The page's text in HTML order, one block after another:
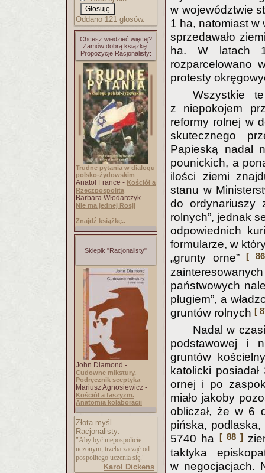
Oddano 121 głosów.
Chcesz wiedzieć więcej?
Zamów dobrą książkę.
Propozycje Racjonalisty:
Trudne pytania w dialogu
polsko-żydowskim
Anatol France - Kościół a
Rzeczpospolita
Barbara Włodarczyk -
Nie ma jednej Rosji
Znajdź książkę..
Sklepik "Racjonalisty"
John Diamond -
Cudowne mikstury.
Podręcznik sceptyka
Mariusz Agnosiewicz -
Kościół a faszyzm.
Anatomia kolaboracji
Złota myśl
Racjonalisty:
"Aby być niepospolicie
uczonym, trzeba zacząć od
pospolitego uczenia się."
Karol Dickens
w województwie
1 ha, natomiast w
sprzedawało
ha. W latach
rozparcelowano
protesty
Wszystkie
z niepokojem
reformy rolnej w
skutecznego
Papieską nadal
pounickich, a
ilości ziemi
stanu w
do ordynariuszy
rolnych”, jednak
odpowiednich
formularze, w
„grunty orne”
[
państwowych
pługiem”, a
gruntów rolnych [
Nadal w
podstawowej i
gruntów
katolicki
ornej i po
miało jakoby
obliczał, że w 6
pińska, podlaska,
5740 ha
[ 88 ]
taktyka
w negocjacjach.